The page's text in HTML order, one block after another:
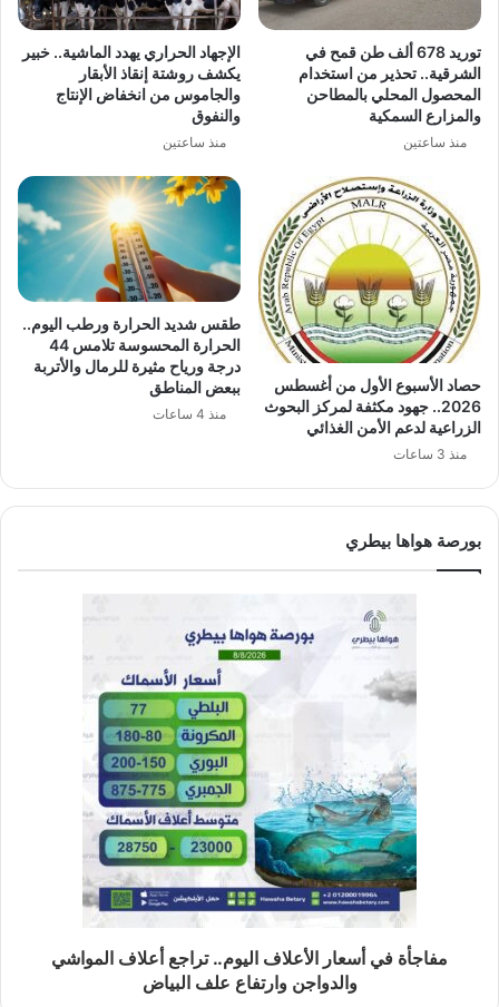
توريد 678 ألف طن قمح في
الشرقية.. تحذير من استخدام
المحصول المحلي بالمطاحن
والمزارع السمكية
منذ ساعتين
الإجهاد الحراري يهدد الماشية.. خبير
يكشف روشتة إنقاذ الأبقار
والجاموس من انخفاض الإنتاج
والنفوق
منذ ساعتين
حصاد الأسبوع الأول من أغسطس
2026.. جهود مكثفة لمركز البحوث
الزراعية لدعم الأمن الغذائي
منذ 3 ساعات
طقس شديد الحرارة ورطب اليوم..
الحرارة المحسوسة تلامس 44
درجة ورياح مثيرة للرمال والأتربة
ببعض المناطق
منذ 4 ساعات
بورصة هواها بيطري
مفاجأة في أسعار الأعلاف اليوم.. تراجع أعلاف المواشي
والدواجن وارتفاع علف البياض